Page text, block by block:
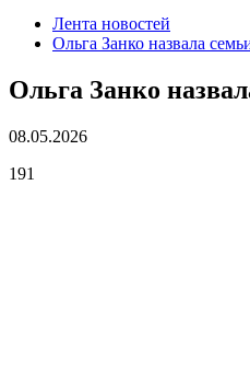
Лента новостей
Ольга Занко назвала
Ольга Занко
08.05.2026
191